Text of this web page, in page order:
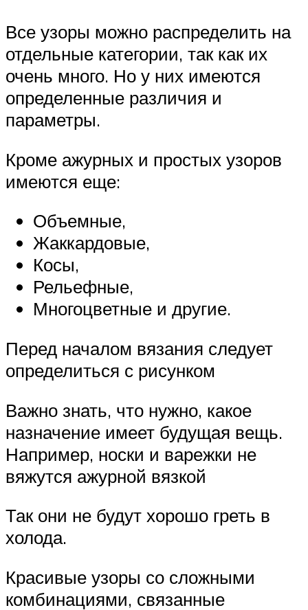
Все узоры можно распределить на
отдельные категории, так как их
очень много. Но у них имеются
определенные различия и
параметры.
Кроме ажурных и простых узоров
имеются еще:
Объемные,
Жаккардовые,
Косы,
Рельефные,
Многоцветные и другие.
Перед началом вязания следует
определиться с рисунком
Важно знать, что нужно, какое
назначение имеет будущая вещь.
Например, носки и варежки не
вяжутся ажурной вязкой
Так они не будут хорошо греть в
холода.
Красивые узоры со сложными
комбинациями, связанные